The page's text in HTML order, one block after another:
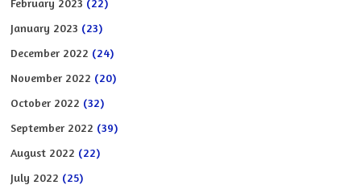
January 2023 (23)
December 2022 (24)
November 2022 (20)
October 2022 (32)
September 2022 (39)
August 2022 (22)
July 2022 (25)